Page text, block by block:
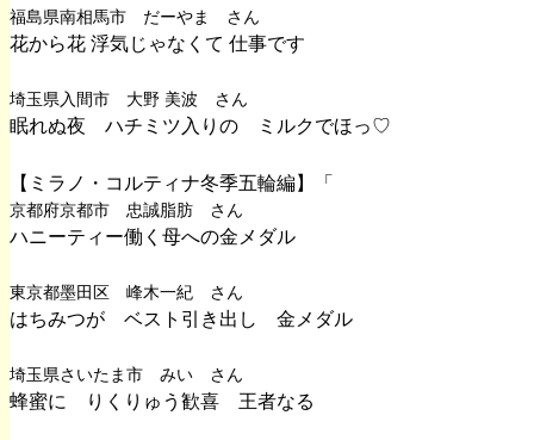
福島県南相馬市 だーやま さん
花から花 浮気じゃなくて 仕事です
埼玉県入間市 大野 美波 さん
眠れぬ夜 ハチミツ入りの ミルクでほっ♡
【ミラノ・コルティナ冬季五輪編】「
京都府京都市 忠誠脂肪 さん
ハニーティー働く母への金メダル
東京都墨田区 峰木一紀 さん
はちみつが ベスト引き出し 金メダル
埼玉県さいたま市 みい さん
蜂蜜に りくりゅう歓喜 王者なる